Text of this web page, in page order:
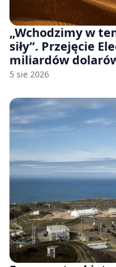
„Wchodzimy w
siły”. Przejęcie
miliardów
5 sie 2026